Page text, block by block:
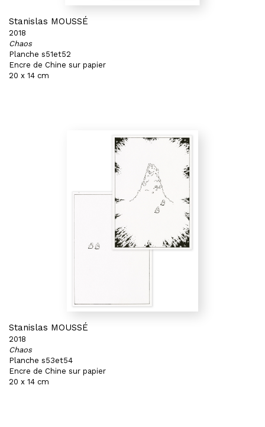
Stanislas MOUSSÉ
2018
Chaos
Planche s51et52
Encre de Chine sur papier
20 x 14 cm
Stanislas MOUSSÉ
2018
Chaos
Planche s53et54
Encre de Chine sur papier
20 x 14 cm